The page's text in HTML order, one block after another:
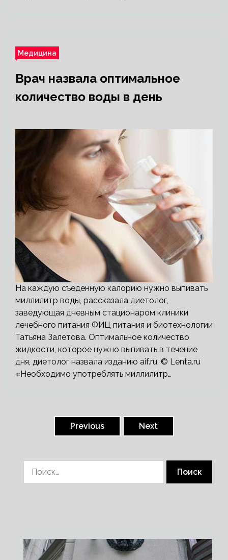
Медицина
Врач назвала оптимальное
количество воды в день
На каждую съеденную калорию нужно выпивать
миллилитр воды, рассказала диетолог,
заведующая дневным стационаром клиники
лечебного питания ФИЦ питания и биотехнологии
Татьяна Залетова. Оптимальное количество
жидкости, которое нужно выпивать в течение
дня, диетолог назвала изданию aif.ru. © Lenta.ru
«Необходимо употреблять миллилитр…
Previous Next